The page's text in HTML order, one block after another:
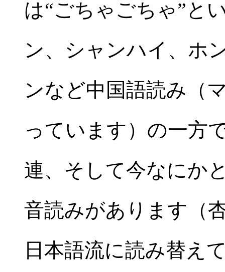
は“ごちゃごちゃ”と
ン、シャンハイ、ホ
ンなど中国語読み（
っています）の一方
連、そして今なにか
音読みがあります（
日本語流に読み替え